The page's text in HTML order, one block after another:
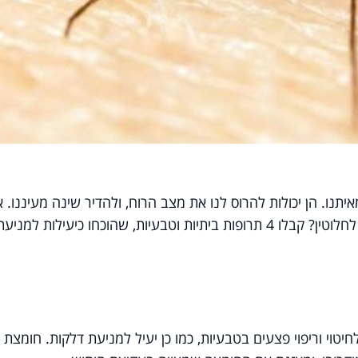
הן יכולות להרוס לנו את מצב הרוח, ולהדיר שינה מעיננו.
מתמודדים עם הגירודים, ומפסיקים אותם לחלוטין? קבלו 4 תרופות ביתיות וטבעיות, שהוכחו כיעילות
וריפוי פצעים בטבעיות, כמו כן יעיל למניעת דלקות. חומצת